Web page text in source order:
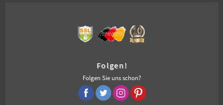
Folgen!
Folgen Sie uns schon?